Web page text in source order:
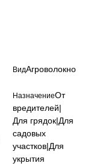
ВидАгроволокно
НазначениеОт
вредителей|
Для грядок|Для
садовых
участков|Для
укрытия